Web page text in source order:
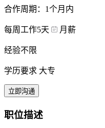
合作周期：1个月内
每周工作5天 月薪
经验不限
学历要求 大专
立即沟通
职位描述